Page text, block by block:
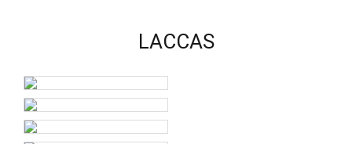
LACCAS